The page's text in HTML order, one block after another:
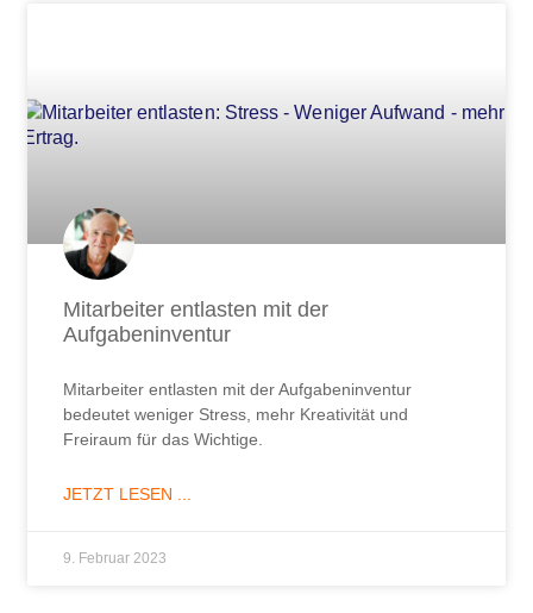
Mitarbeiter entlasten mit der
Aufgabeninventur
Mitarbeiter entlasten mit der Aufgabeninventur
bedeutet weniger Stress, mehr Kreativität und
Freiraum für das Wichtige.
JETZT LESEN ...
9. Februar 2023